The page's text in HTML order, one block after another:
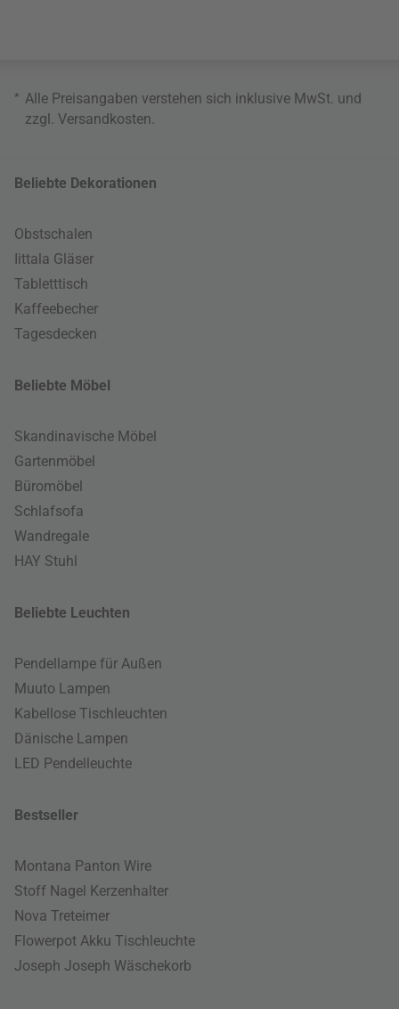
* Alle Preisangaben verstehen sich inklusive MwSt. und
zzgl. Versandkosten.
Beliebte Dekorationen
Obstschalen
Iittala Gläser
Tabletttisch
Kaffeebecher
Tagesdecken
Beliebte Möbel
Skandinavische Möbel
Gartenmöbel
Büromöbel
Schlafsofa
Wandregale
HAY Stuhl
Beliebte Leuchten
Pendellampe für Außen
Muuto Lampen
Kabellose Tischleuchten
Dänische Lampen
LED Pendelleuchte
Bestseller
Montana Panton Wire
Stoff Nagel Kerzenhalter
Nova Treteimer
Flowerpot Akku Tischleuchte
Joseph Joseph Wäschekorb